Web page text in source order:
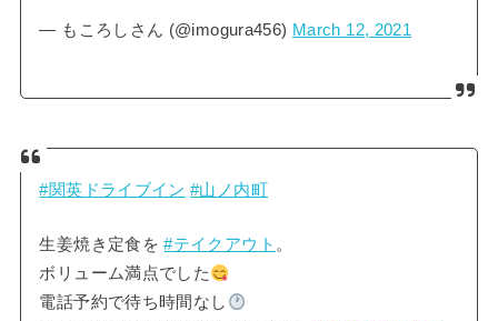
— もころしさん (@imogura456) March 12, 2021
#関英ドライブイン #山ノ内町
生姜焼き定食を#テイクアウト 。
ボリューム満点でした
電話予約で待ち時間なし